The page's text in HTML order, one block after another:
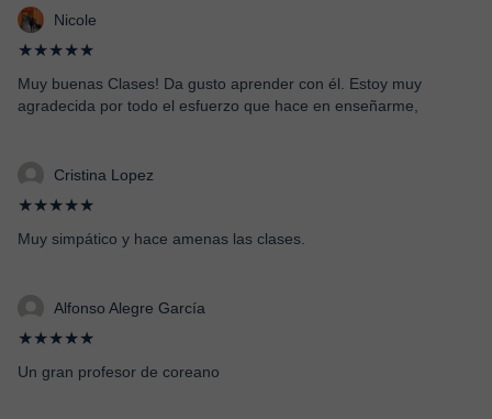
Nicole
★★★★★
Muy buenas Clases! Da gusto aprender con él. Estoy muy
agradecida por todo el esfuerzo que hace en enseñarme,
Cristina Lopez
★★★★★
Muy simpático y hace amenas las clases.
Alfonso Alegre García
★★★★★
Un gran profesor de coreano